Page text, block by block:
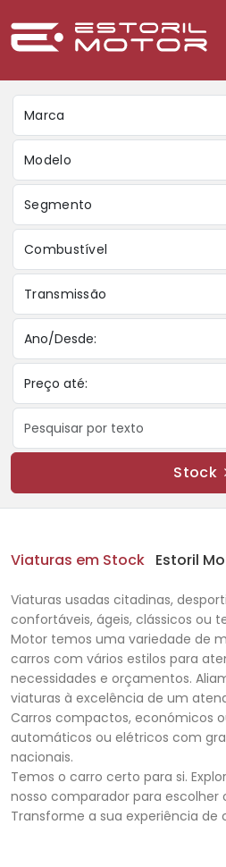
Marca
Modelo
Segmento
Combustível
Transmissão
Stock
Viaturas em Stock Estoril
Viaturas usadas citadinas,
confortáveis, ágeis, clássicos ou
Motor temos uma variedade de
carros com vários estilos para
necessidades e orçamentos.
viaturas à excelência de um
Carros compactos, económicos
automáticos ou elétricos com
nacionais.
Temos o carro certo para si.
nosso comparador para escolher
Transforme a sua experiência de